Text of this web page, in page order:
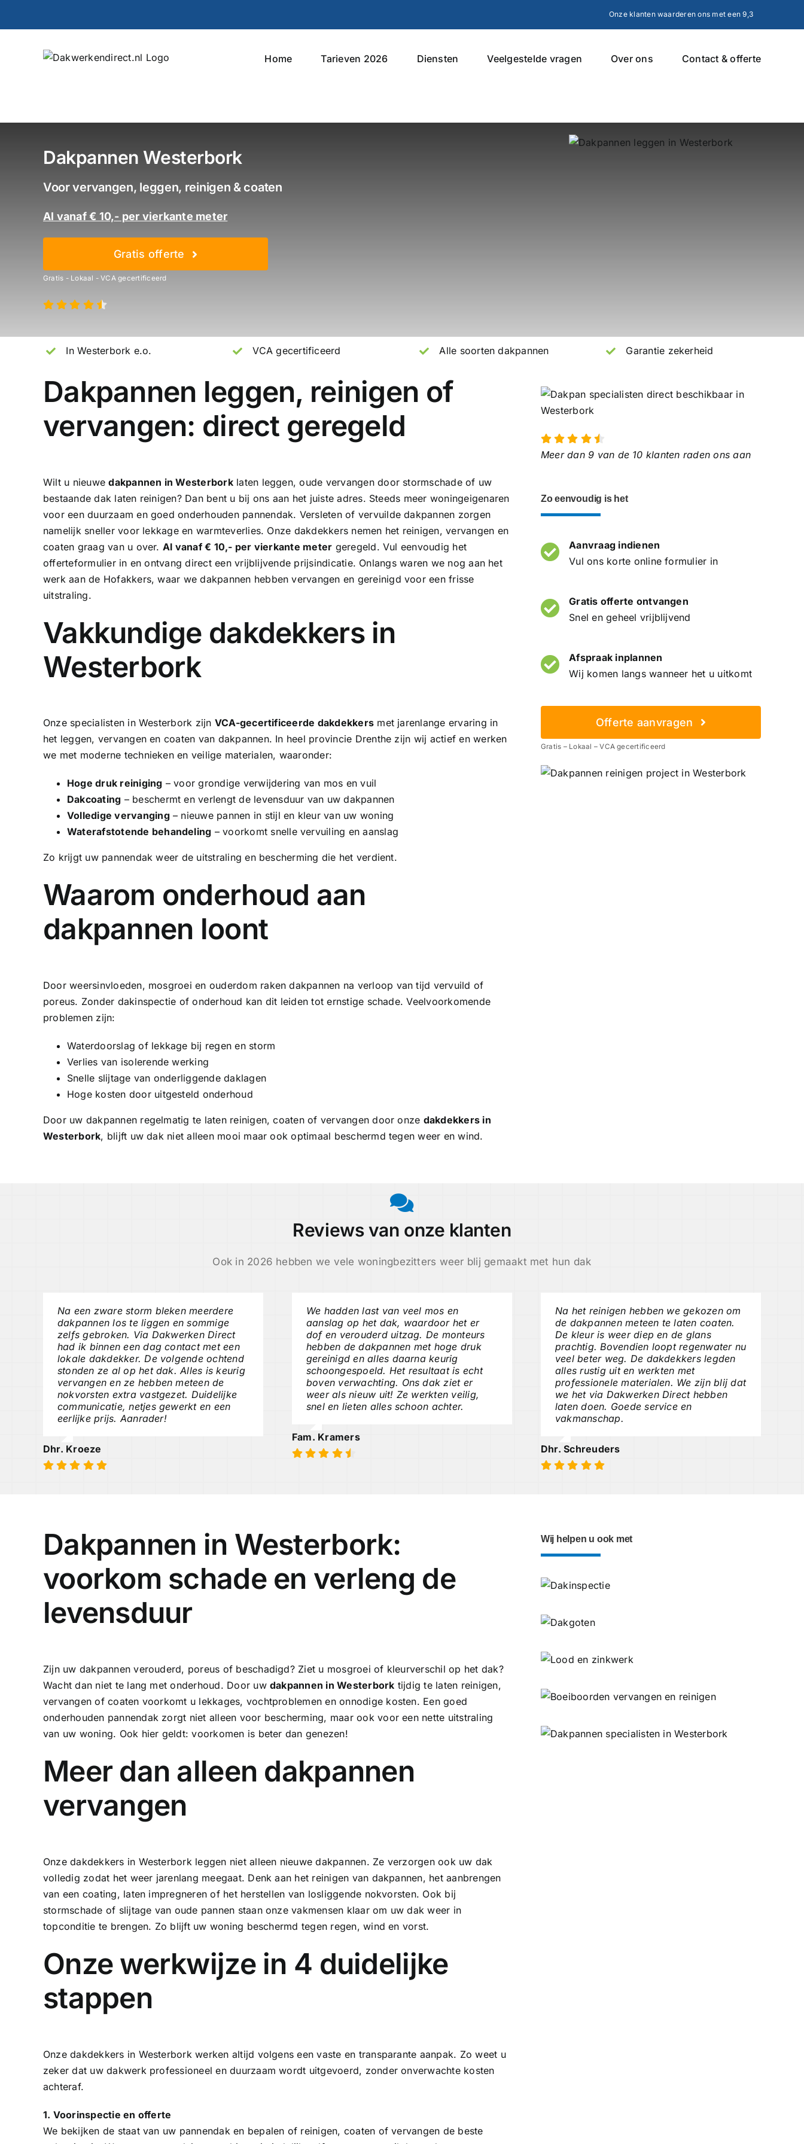
Onze klanten waarderen ons met een 9,3
Home Tarieven 2026 Diensten Veelgestelde vragen Over ons Contact & offerte
Dakpannen Westerbork
Voor vervangen, leggen, reinigen & coaten
Al vanaf € 10,- per vierkante meter
Gratis offerte
Gratis - Lokaal - VCA gecertificeerd
In Westerbork e.o. VCA gecertificeerd Alle soorten dakpannen Garantie zekerheid
Dakpannen leggen, reinigen of
vervangen: direct geregeld
Wilt u nieuwedakpannen in Westerborklaten leggen, oude vervangen door stormschade of uw
bestaande dak laten reinigen? Dan bent u bij ons aan het juiste adres. Steeds meer woningeigenaren
voor een duurzaam en goed onderhouden pannendak. Versleten of vervuilde dakpannen zorgen
namelijk sneller voor lekkageen warmteverlies. Onze dakdekkers nemen het reinigen, vervangen en
coaten graag van u over. Al vanaf € 10,- per vierkante meter geregeld. Vul eenvoudig het
offerteformulier in en ontvang direct een vrijblijvende prijsindicatie. Onlangs waren we nog aan het
werk aan de Hofakkers, waar wedakpannen hebben vervangen en gereinigd voor een frisse
uitstraling.
Vakkundige dakdekkers in
Westerbork
Onze specialisten in Westerbork zijn VCA-gecertificeerde dakdekkers met jarenlange ervaring in
het leggen, vervangen en coaten van dakpannen. In heel provincie Drenthe zijn wij actief en werken
we met moderne technieken en veilige materialen, waaronder:
Hoge druk reiniging – voor grondige verwijdering van mos en vuil
Dakcoating – beschermt en verlengt de levensduur van uw dakpannen
Volledige vervanging– nieuwe pannen in stijl en kleur van uw woning
Waterafstotende behandeling – voorkomt snelle vervuiling en aanslag
Zo krijgt uw pannendak weer de uitstraling en bescherming die het verdient.
Waarom onderhoud aan
dakpannen loont
Door weersinvloeden, mosgroei en ouderdom raken dakpannen na verloop van tijd vervuild of
poreus. Zonder dakinspectie of onderhoud kan dit leiden tot ernstige schade. Veelvoorkomende
problemen zijn:
Waterdoorslag of lekkage bij regen en storm
Verlies van isolerende werking
Snelle slijtage van onderliggende daklagen
Hoge kosten door uitgesteld onderhoud
Door uw dakpannen regelmatig te laten reinigen, coaten of vervangen door onze dakdekkers in
Westerbork, blijft uw dak niet alleen mooi maar ook optimaal beschermd tegen weer en wind.
Meer dan 9 van de 10 klanten raden ons aan
Zo eenvoudig is het
Aanvraag indienen
Vul ons korte online formulier in
Gratis offerte ontvangen
Snel en geheel vrijblijvend
Afspraak inplannen
Wij komen langs wanneer het u uitkomt
Offerte aanvragen
Gratis – Lokaal – VCA gecertificeerd
Reviews van onze klanten
Ook in 2026 hebben we vele woningbezitters weer blij gemaakt met hun dak
Na een zware storm bleken meerdere
dakpannen los te liggen en sommige
zelfs gebroken. Via Dakwerken Direct
had ik binnen een dag contact met een
lokale dakdekker. De volgende ochtend
stonden ze al op het dak. Alles is keurig
vervangen en ze hebben meteen de
nokvorsten extra vastgezet. Duidelijke
communicatie, netjes gewerkt en een
eerlijke prijs. Aanrader!
Dhr. Kroeze
We hadden last van veel mos en
aanslag op het dak, waardoor het er
dof en verouderd uitzag. De monteurs
hebben de dakpannen met hoge druk
gereinigd en alles daarna keurig
schoongespoeld. Het resultaat is echt
boven verwachting. Ons dak ziet er
weer als nieuw uit! Ze werkten veilig,
snel en lieten alles schoon achter.
Fam. Kramers
Na het reinigen hebben we gekozen om
de dakpannen meteen te laten coaten.
De kleur is weer diep en de glans
prachtig. Bovendien loopt regenwater nu
veel beter weg. De dakdekkers legden
alles rustig uit en werkten met
professionele materialen. We zijn blij dat
we het via Dakwerken Direct hebben
laten doen. Goede service en
vakmanschap.
Dhr. Schreuders
Dakpannen in Westerbork:
voorkom schade en verleng de
levensduur
Zijn uw dakpannen verouderd, poreus of beschadigd? Ziet u mosgroei of kleurverschil op het dak?
Wacht dan niet te lang met onderhoud. Door uw dakpannen in Westerbork tijdig te laten reinigen,
vervangen of coaten voorkomt u lekkages, vochtproblemen en onnodige kosten. Een goed
onderhouden pannendak zorgt niet alleen voor bescherming, maar ook voor een nette uitstraling
van uw woning. Ook hier geldt: voorkomen is beter dan genezen!
Meer dan alleen dakpannen
vervangen
Onze dakdekkers in Westerbork leggen niet alleen nieuwe dakpannen. Ze verzorgen ook uw dak
volledig zodat het weer jarenlang meegaat. Denk aan het reinigen van dakpannen, het aanbrengen
van een coating, laten impregneren of het herstellen van losliggende nokvorsten. Ook bij
stormschade of slijtage van oude pannen staan onze vakmensen klaar om uw dak weer in
topconditie te brengen. Zo blijft uw woning beschermd tegen regen, wind en vorst.
Onze werkwijze in 4 duidelijke
stappen
Onze dakdekkers in Westerbork werken altijd volgens een vaste en transparante aanpak. Zo weet u
zeker dat uw dakwerk professioneel en duurzaam wordt uitgevoerd, zonder onverwachte kosten
achteraf.
1. Voorinspectie en offerte
We bekijken de staat van uw pannendak en bepalen of reinigen, coaten of vervangen de beste
Wij helpen u ook met